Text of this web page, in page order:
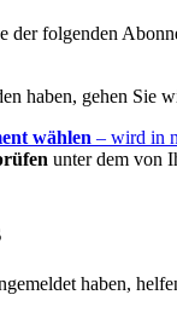
der folgenden
haben, gehen Sie
wählen – wird in
unter dem von
haben,